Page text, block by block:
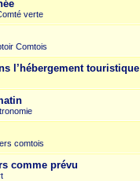
verte
Comtois
l’hébergement touristique
comtois
comme prévu